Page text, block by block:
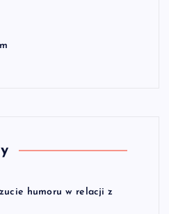
humoru w relacji z